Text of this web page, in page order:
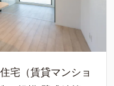
宅（賃貸マンショ